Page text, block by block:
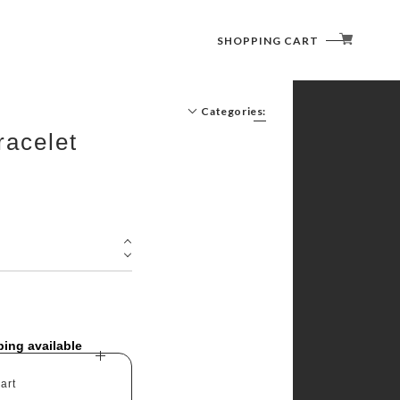
SHOPPING CART
Categories:
available